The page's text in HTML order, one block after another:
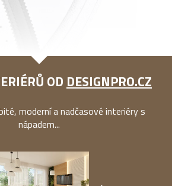
OD DESIGNPRO.CZ
moderní a nadčasové interiéry s
nápadem...